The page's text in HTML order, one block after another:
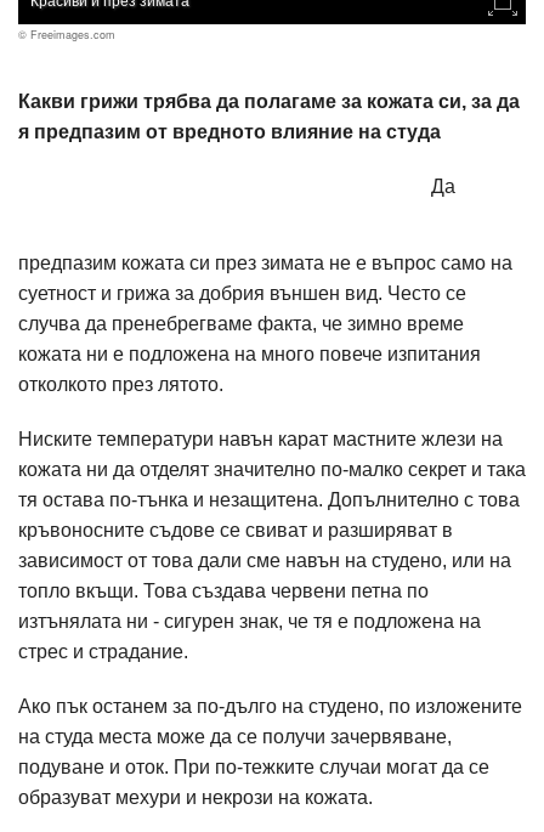
© Freeimages.com
Какви грижи трябва да полагаме за кожата си, за да
я предпазим от вредното влияние на студа
Да
предпазим кожата си през зимата не е въпрос само на
суетност и грижа за добрия външен вид. Често се
случва да пренебрегваме факта, че зимно време
кожата ни е подложена на много повече изпитания
отколкото през лятото.
Ниските температури навън карат мастните жлези на
кожата ни да отделят значително по-малко секрет и така
тя остава по-тънка и незащитена. Допълнително с това
кръвоносните съдове се свиват и разширяват в
зависимост от това дали сме навън на студено, или на
топло вкъщи. Това създава червени петна по
изтънялата ни - сигурен знак, че тя е подложена на
стрес и страдание.
Ако пък останем за по-дълго на студено, по изложените
на студа места може да се получи зачервяване,
подуване и оток. При по-тежките случаи могат да се
образуват мехури и некрози на кожата.